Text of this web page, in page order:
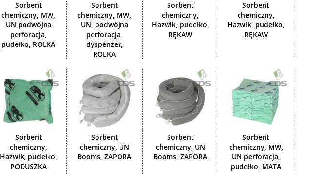
Sorbent
chemiczny, MW,
UN podwójna
perforacja,
pudełko, ROLKA
Sorbent
chemiczny, MW,
UN, podwójna
perforacja,
dyspenzer,
ROLKA
Sorbent
chemiczny,
Hazwik, pudełko,
RĘKAW
Sorbent
chemiczny,
Hazwik, pudełko,
RĘKAW
Sorbent
chemiczny,
Hazwik, pudełko,
PODUSZKA
Sorbent
chemiczny, UN
Booms, ZAPORA
Sorbent
chemiczny, UN
Booms, ZAPORA
Sorbent
chemiczny, MW,
UN perforacja,
pudełko, MATA